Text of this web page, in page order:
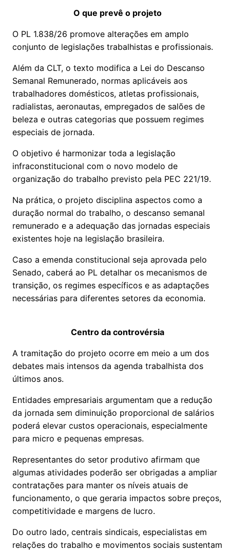
O que prevê o projeto
O PL 1.838/26 promove alterações em amplo
conjunto de legislações trabalhistas e profissionais.
Além da CLT, o texto modifica a Lei do Descanso
Semanal Remunerado, normas aplicáveis aos
trabalhadores domésticos, atletas profissionais,
radialistas, aeronautas, empregados de salões de
beleza e outras categorias que possuem regimes
especiais de jornada.
O objetivo é harmonizar toda a legislação
infraconstitucional com o novo modelo de
organização do trabalho previsto pela PEC 221/19.
Na prática, o projeto disciplina aspectos como a
duração normal do trabalho, o descanso semanal
remunerado e a adequação das jornadas especiais
existentes hoje na legislação brasileira.
Caso a emenda constitucional seja aprovada pelo
Senado, caberá ao PL detalhar os mecanismos de
transição, os regimes específicos e as adaptações
necessárias para diferentes setores da economia.
Centro da controvérsia
A tramitação do projeto ocorre em meio a um dos
debates mais intensos da agenda trabalhista dos
últimos anos.
Entidades empresariais argumentam que a redução
da jornada sem diminuição proporcional de salários
poderá elevar custos operacionais, especialmente
para micro e pequenas empresas.
Representantes do setor produtivo afirmam que
algumas atividades poderão ser obrigadas a ampliar
contratações para manter os níveis atuais de
funcionamento, o que geraria impactos sobre preços,
competitividade e margens de lucro.
Do outro lado, centrais sindicais, especialistas em
relações do trabalho e movimentos sociais sustentam